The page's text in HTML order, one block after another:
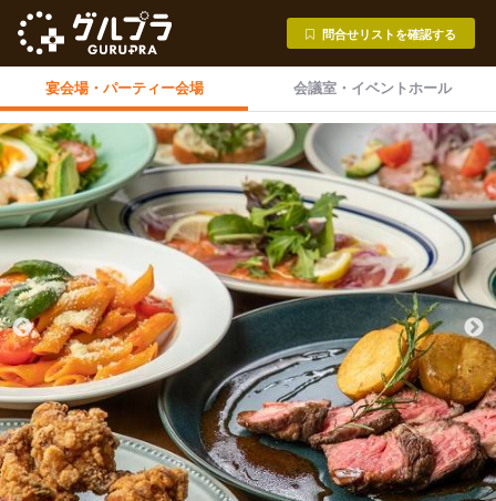
問合せリストを確認する
宴会場・ パーティー会場 会議室・ イベントホール